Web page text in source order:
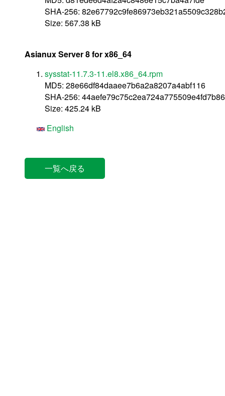
SHA-256:
Size: 567.38 kB
Asianux Server 8 for x86_64
sysstat-11.7.3-11.el8.x86_64.rpm
MD5: 28e66df84daaee7b6a2a8207a4abf116
SHA-256:
Size: 425.24 kB
English
一覧へ戻る